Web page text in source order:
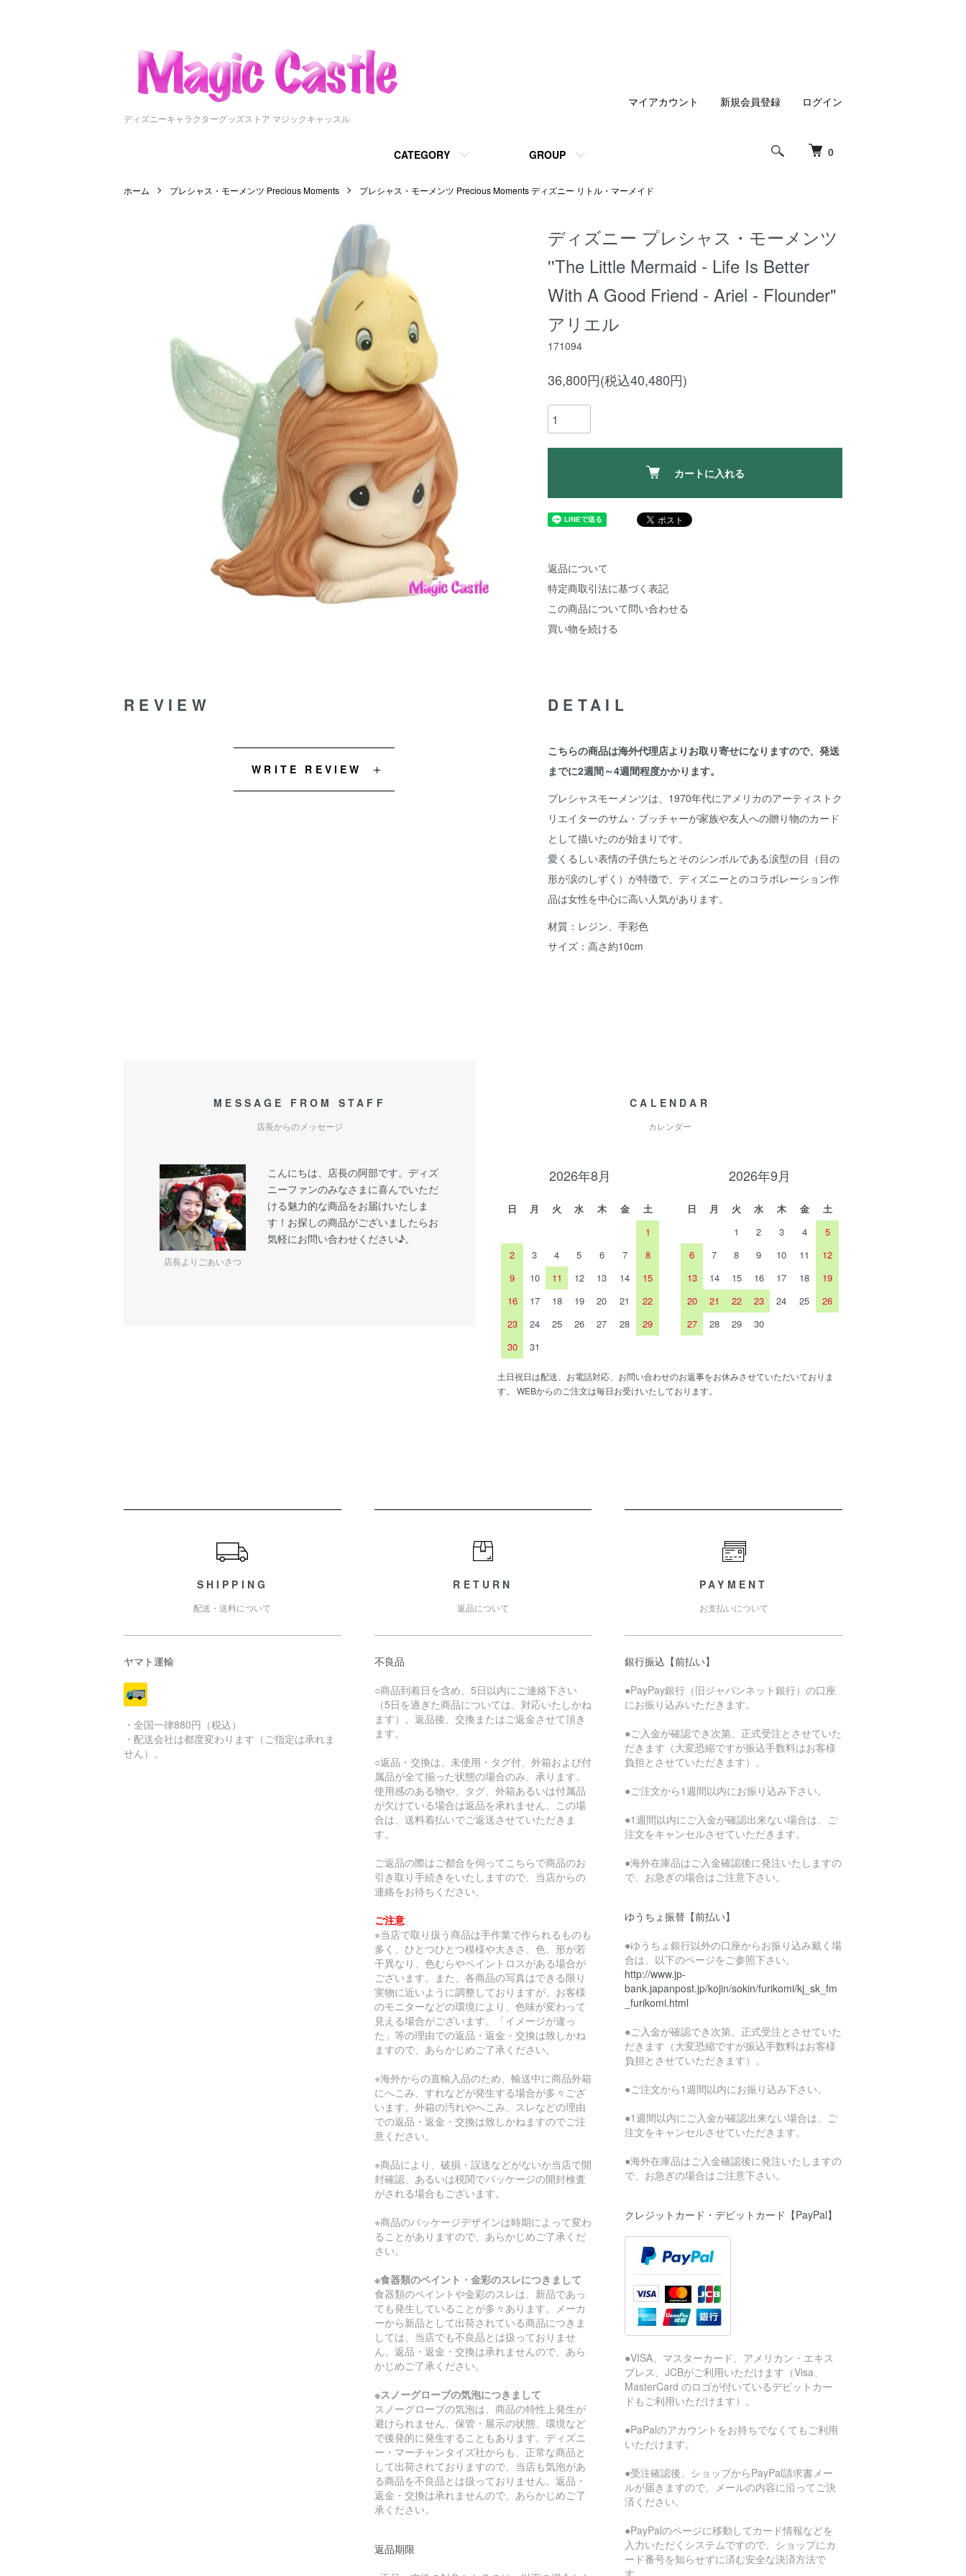
ディズニーキャラクターグッズストア マジックキャッスル
0
CATEGORY GROUP
マイアカウント 新規会員登録 ログイン
ホーム プレシャス・モーメンツ Precious Moments プレシャス・モーメンツ Precious Moments ディズニー リトル・マーメイド
ディズニー プレシャス・モーメンツ
''The Little Mermaid - Life Is Better
With A Good Friend - Ariel - Flounder"
アリエル
171094
36,800円(税込40,480円)
カートに入れる
返品について
特定商取引法に基づく表記
この商品について問い合わせる
買い物を続ける
DETAIL
こちらの商品は海外代理店よりお取り寄せになりますので、発送
までに2週間～4週間程度かかります。
プレシャスモーメンツは、1970年代にアメリカのアーティストク
リエイターのサム・ブッチャーが家族や友人への贈り物のカード
として描いたのが始まりです。
愛くるしい表情の子供たちとそのシンボルである涙型の目（目の
形が涙のしずく）が特徴で、ディズニーとのコラボレーション作
品は女性を中心に高い人気があります。
材質：レジン、手彩色
サイズ：高さ約10cm
REVIEW
WRITE REVIEW
MESSAGE FROM STAFF
店長からのメッセージ
店長よりごあいさつ
こんにちは、店長の阿部です。ディズ
ニーファンのみなさまに喜んでいただ
ける魅力的な商品をお届けいたしま
す！お探しの商品がございましたらお
気軽にお問い合わせください♪。
CALENDAR
カレンダー
2026年8月
日 月 火 水 木 金
土
1
2
3 4 5 6 7
8
9
10 11 12 13 14
15
16
17 18 19 20 21
22
23
24 25 26 27 28
29
30
31
2026年9月
日 月 火 水 木 金
土
1
2 3 4
5
6
7 8 9 10 11
12
13
14 15 16 17 18
19
20
21 22 23 24 25
26
27
28 29 30
土日祝日は配送、お電話対応、お問い合わせのお返事をお休みさせていただいておりま
す。 WEBからのご注文は毎日お受けいたしております。
SHIPPING
配送・送料について
ヤマト運輸
・全国一律880円（税込）
・配送会社は都度変わります（ご指定は承れま
せん）。
RETURN
返品について
不良品
○商品到着日を含め、5日以内にご連絡下さい
（5日を過ぎた商品については、対応いたしかね
ます）。返品後、交換またはご返金させて頂き
ます。
○返品・交換は、未使用・タグ付、外箱および付
属品が全て揃った状態の場合のみ、承ります。
使用感のある物や、タグ、外箱あるいは付属品
が欠けている場合は返品を承れません。この場
合は、送料着払いでご返送させていただきま
す。
ご返品の際はご都合を伺ってこちらで商品のお
引き取り手続きをいたしますので、当店からの
連絡をお待ちください。
ご注意
※当店で取り扱う商品は手作業で作られるものも
多く、ひとつひとつ模様や大きさ、色、形が若
干異なり、色むらやペイントロスがある場合が
ございます。また、各商品の写真はできる限り
実物に近いように調整しておりますが、お客様
のモニターなどの環境により、色味が変わって
見える場合がございます。「イメージが違っ
た」等の理由での返品・返金・交換は致しかね
ますので、あらかじめご了承ください。
※海外からの直輸入品のため、輸送中に商品外箱
にへこみ、すれなどが発生する場合が多々ござ
います。外箱の汚れやへこみ、スレなどの理由
での返品・返金・交換は致しかねますのでご注
意ください。
※商品により、破損・誤送などがないか当店で開
封確認、あるいは税関でパッケージの開封検査
がされる場合もございます。
※商品のパッケージデザインは時期によって変わ
ることがありますので、あらかじめご了承くだ
さい。
※食器類のペイント・金彩のスレにつきまして
食器類のペイントや金彩のスレは、新品であっ
ても発生していることが多々あります。メーカ
ーから新品として出荷されている商品につきま
しては、当店でも不良品とは扱っておりませ
ん。返品・返金・交換は承れませんので、あら
かじめご了承ください。
※スノーグローブの気泡につきまして
スノーグローブの気泡は、商品の特性上発生が
避けられません、保管・展示の状態、環境など
で後発的に発生することもあります。ディズニ
ー・マーチャンタイズ社からも、正常な商品と
して出荷されておりますので、当店も気泡があ
る商品を不良品とは扱っておりません。返品・
返金・交換は承れませんので、あらかじめご了
承ください。
返品期限
PAYMENT
お支払いについて
銀行振込【前払い】
●PayPay銀行（旧ジャパンネット銀行）の口座
にお振り込みいただきます。
●ご入金が確認でき次第、正式受注とさせていた
だきます（大変恐縮ですが振込手数料はお客様
負担とさせていただきます）。
●ご注文から1週間以内にお振り込み下さい。
●1週間以内にご入金が確認出来ない場合は、ご
注文をキャンセルさせていただきます。
●海外在庫品はご入金確認後に発注いたしますの
で、お急ぎの場合はご注意下さい。
ゆうちょ振替【前払い】
●ゆうちょ銀行以外の口座からお振り込み戴く場
合は、以下のページをご参照下さい。
http://www.jp-
bank.japanpost.jp/kojin/sokin/furikomi/kj_sk_fm
_furikomi.html
●ご入金が確認でき次第、正式受注とさせていた
だきます（大変恐縮ですが振込手数料はお客様
負担とさせていただきます）。
●ご注文から1週間以内にお振り込み下さい。
●1週間以内にご入金が確認出来ない場合は、ご
注文をキャンセルさせていただきます。
●海外在庫品はご入金確認後に発注いたしますの
で、お急ぎの場合はご注意下さい。
クレジットカード・デビットカード【PayPal】
●VISA、マスターカード、アメリカン・エキス
プレス、JCBがご利用いただけます（Visa、
MasterCard のロゴが付いているデビットカー
ドもご利用いただけます）。
●PaPalのアカウントをお持ちでなくてもご利用
いただけます。
●受注確認後、ショップからPayPal請求書メー
ルが届きますので、メールの内容に沿ってご決
済ください。
●PayPalのページに移動してカード情報などを
入力いただくシステムですので、ショップにカ
ード番号を知らせずに済む安全な決済方法で
す。